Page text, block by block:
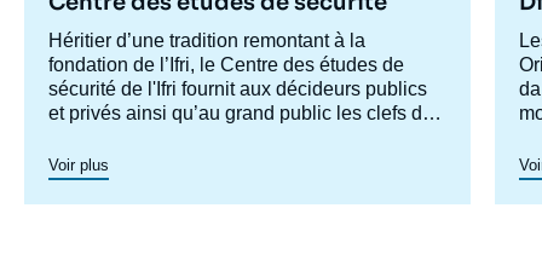
Accroche
centre
Héritier d’une tradition remontant à la
fondation de l’Ifri, le Centre des études de
sécurité de l'Ifri fournit aux décideurs publics
et privés ainsi qu’au grand public les clefs de
modes de conflictualité contemporains et à
venir. Par son positionnement à la jointure du
politique et de l’opérationnel, la crédibilité de
Voir plus